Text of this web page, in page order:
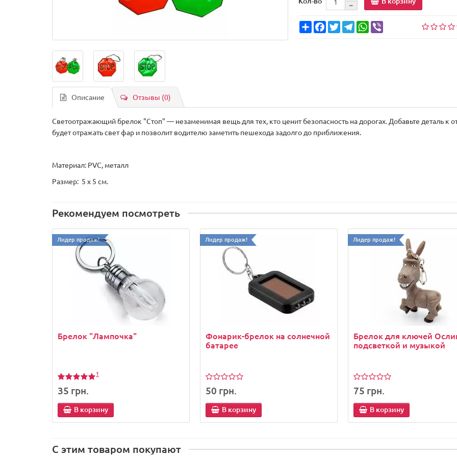
ShareFacebook
TwitterTelegramWhatsApp
Описание Отзывы (0)
Светоотражающий брелок "Стоп" — незаменимая вещь для тех, кто ценит безопасность на дорогах. Добавьте деталь
будет отражать свет фар и позволит водителю заметить пешехода задолго до приближения.
Материал: PVC, металл
Размер: 5 x 5 см.
Рекомендуем посмотреть
Лидер продаж!
Брелок "Лампочка"
1
35 грн.
В корзину
Лидер продаж!
Фонарик-брелок на солнечной
батарее
50 грн.
В корзину
Лидер продаж!
Брелок для ключей
подсветкой и музыкой
75 грн.
В корзину
С этим товаром покупают